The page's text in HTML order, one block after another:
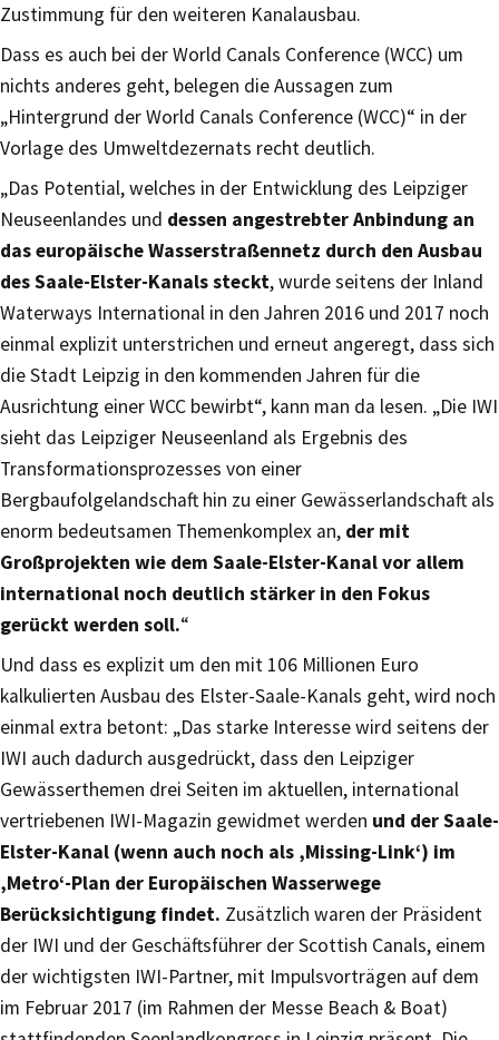
Zustimmung für den weiteren Kanalausbau.
Dass es auch bei der World Canals Conference (WCC) um
nichts anderes geht, belegen die Aussagen zum
„Hintergrund der World Canals Conference (WCC)“ in der
Vorlage des Umweltdezernats recht deutlich.
„Das Potential, welches in der Entwicklung des Leipziger
Neuseenlandes und dessen angestrebter Anbindung an
das europäische Wasserstraßennetz durch den Ausbau
des Saale-Elster-Kanals steckt, wurde seitens der Inland
Waterways International in den Jahren 2016 und 2017 noch
einmal explizit unterstrichen und erneut angeregt, dass sich
die Stadt Leipzig in den kommenden Jahren für die
Ausrichtung einer WCC bewirbt“, kann man da lesen. „Die IWI
sieht das Leipziger Neuseenland als Ergebnis des
Transformationsprozesses von einer
Bergbaufolgelandschaft hin zu einer Gewässerlandschaft als
enorm bedeutsamen Themenkomplex an, der mit
Großprojekten wie dem Saale-Elster-Kanal vor allem
international noch deutlich stärker in den Fokus
gerückt werden soll.“
Und dass es explizit um den mit 106 Millionen Euro
kalkulierten Ausbau des Elster-Saale-Kanals geht, wird noch
einmal extra betont: „Das starke Interesse wird seitens der
IWI auch dadurch ausgedrückt, dass den Leipziger
Gewässerthemen drei Seiten im aktuellen, international
vertriebenen IWI-Magazin gewidmet werden und der Saale-
Elster-Kanal (wenn auch noch als ‚Missing-Link‘) im
‚Metro‘-Plan der Europäischen Wasserwege
Berücksichtigung findet. Zusätzlich waren der Präsident
der IWI und der Geschäftsführer der Scottish Canals, einem
der wichtigsten IWI-Partner, mit Impulsvorträgen auf dem
im Februar 2017 (im Rahmen der Messe Beach & Boat)